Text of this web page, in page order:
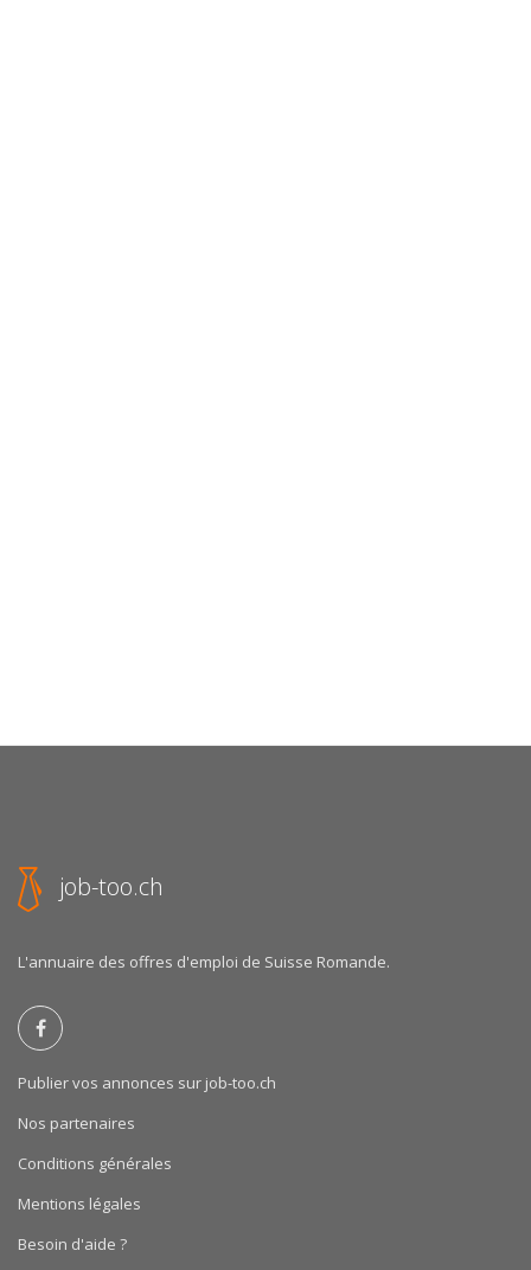
job-too.ch
L'annuaire des offres d'emploi de Suisse Romande.
Publier vos annonces sur job-too.ch
Nos partenaires
Conditions générales
Mentions légales
Besoin d'aide ?